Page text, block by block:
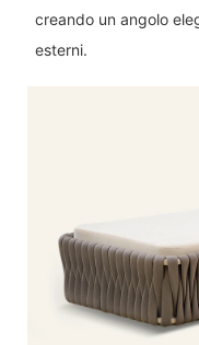
creando un angolo
esterni.